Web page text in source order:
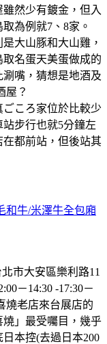
然少有鍍金，但入
為例就7、8家。
大山豚和大山雞，
名蛋天美蛋做成的
嘴，猜想是地酒及
屋？
ころ家位於比較少
步行也就5分鐘左
都前站，但後站其
和牛/米澤牛全包廂
市大安區樂利路11
－14:30 -17:30－
燒老店來台展店的
」最受囑目，幾乎
本控(去過日本200